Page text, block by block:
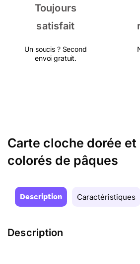
Toujours
satisfait
Un soucis ? Second
envoi gratuit.
Carte cloche dorée
colorés de pâques
Description Caractéristiques
Description